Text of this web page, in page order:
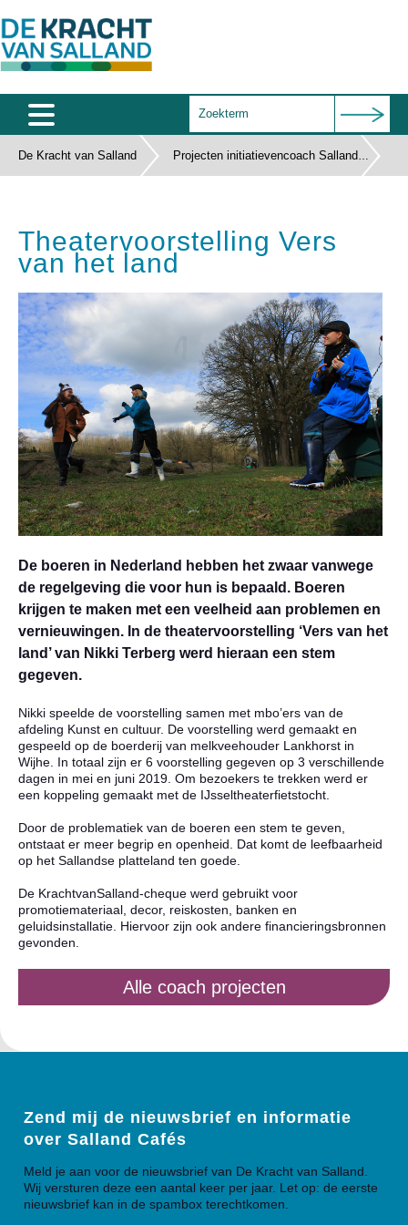
Home
Salland Café
Subsidies
Contact
De Kracht van Salland Projecten initiatievencoach Salland
Theatervoorstelling Vers
van het land
De boeren in Nederland hebben het zwaar vanwege
de regelgeving die voor hun is bepaald. Boeren
krijgen te maken met een veelheid aan problemen en
vernieuwingen. In de theatervoorstelling ‘Vers van het
land’ van Nikki Terberg werd hieraan een stem
gegeven.
Nikki speelde de voorstelling samen met mbo’ers van de
afdeling Kunst en cultuur. De voorstelling werd gemaakt en
gespeeld op de boerderij van melkveehouder Lankhorst in
Wijhe. In totaal zijn er 6 voorstelling gegeven op 3 verschillende
dagen in mei en juni 2019. Om bezoekers te trekken werd er
een koppeling gemaakt met de IJsseltheaterfietstocht.
Door de problematiek van de boeren een stem te geven,
ontstaat er meer begrip en openheid. Dat komt de leefbaarheid
op het Sallandse platteland ten goede.
De KrachtvanSalland-cheque werd gebruikt voor
promotiemateriaal, decor, reiskosten, banken en
geluidsinstallatie. Hiervoor zijn ook andere financieringsbronnen
gevonden.
Alle coach projecten
Zend mij de nieuwsbrief en informatie
over Salland Cafés
Meld je aan voor de nieuwsbrief van De Kracht van Salland.
Wij versturen deze een aantal keer per jaar. Let op: de eerste
nieuwsbrief kan in de spambox terechtkomen.